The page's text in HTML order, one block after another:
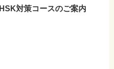
対策コースのご案内